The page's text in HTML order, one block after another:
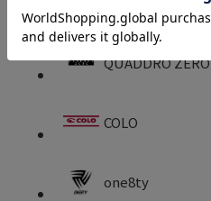
QUADDRO ZERO
COLO
one8ty